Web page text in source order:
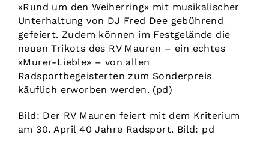
«Rund um den Weiherring» mit musikalischer
Unterhaltung von DJ Fred Dee gebührend
gefeiert. Zudem können im Festgelände die
neuen Trikots des RV Mauren – ein echtes
«Murer-Lieble» – von allen
Radsportbegeisterten zum Sonderpreis
käuflich erworben werden. (pd)
Bild: Der RV Mauren feiert mit dem Kriterium
am 30. April 40 Jahre Radsport. Bild: pd